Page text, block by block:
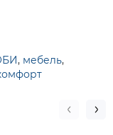
, мебель,